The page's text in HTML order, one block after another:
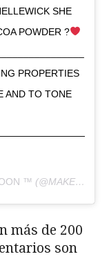
SHE
POWDER ?
PROPERTIES
AND TO TONE
™ (@MAKEUPHOLIC_MOON) ON
más de 200
son